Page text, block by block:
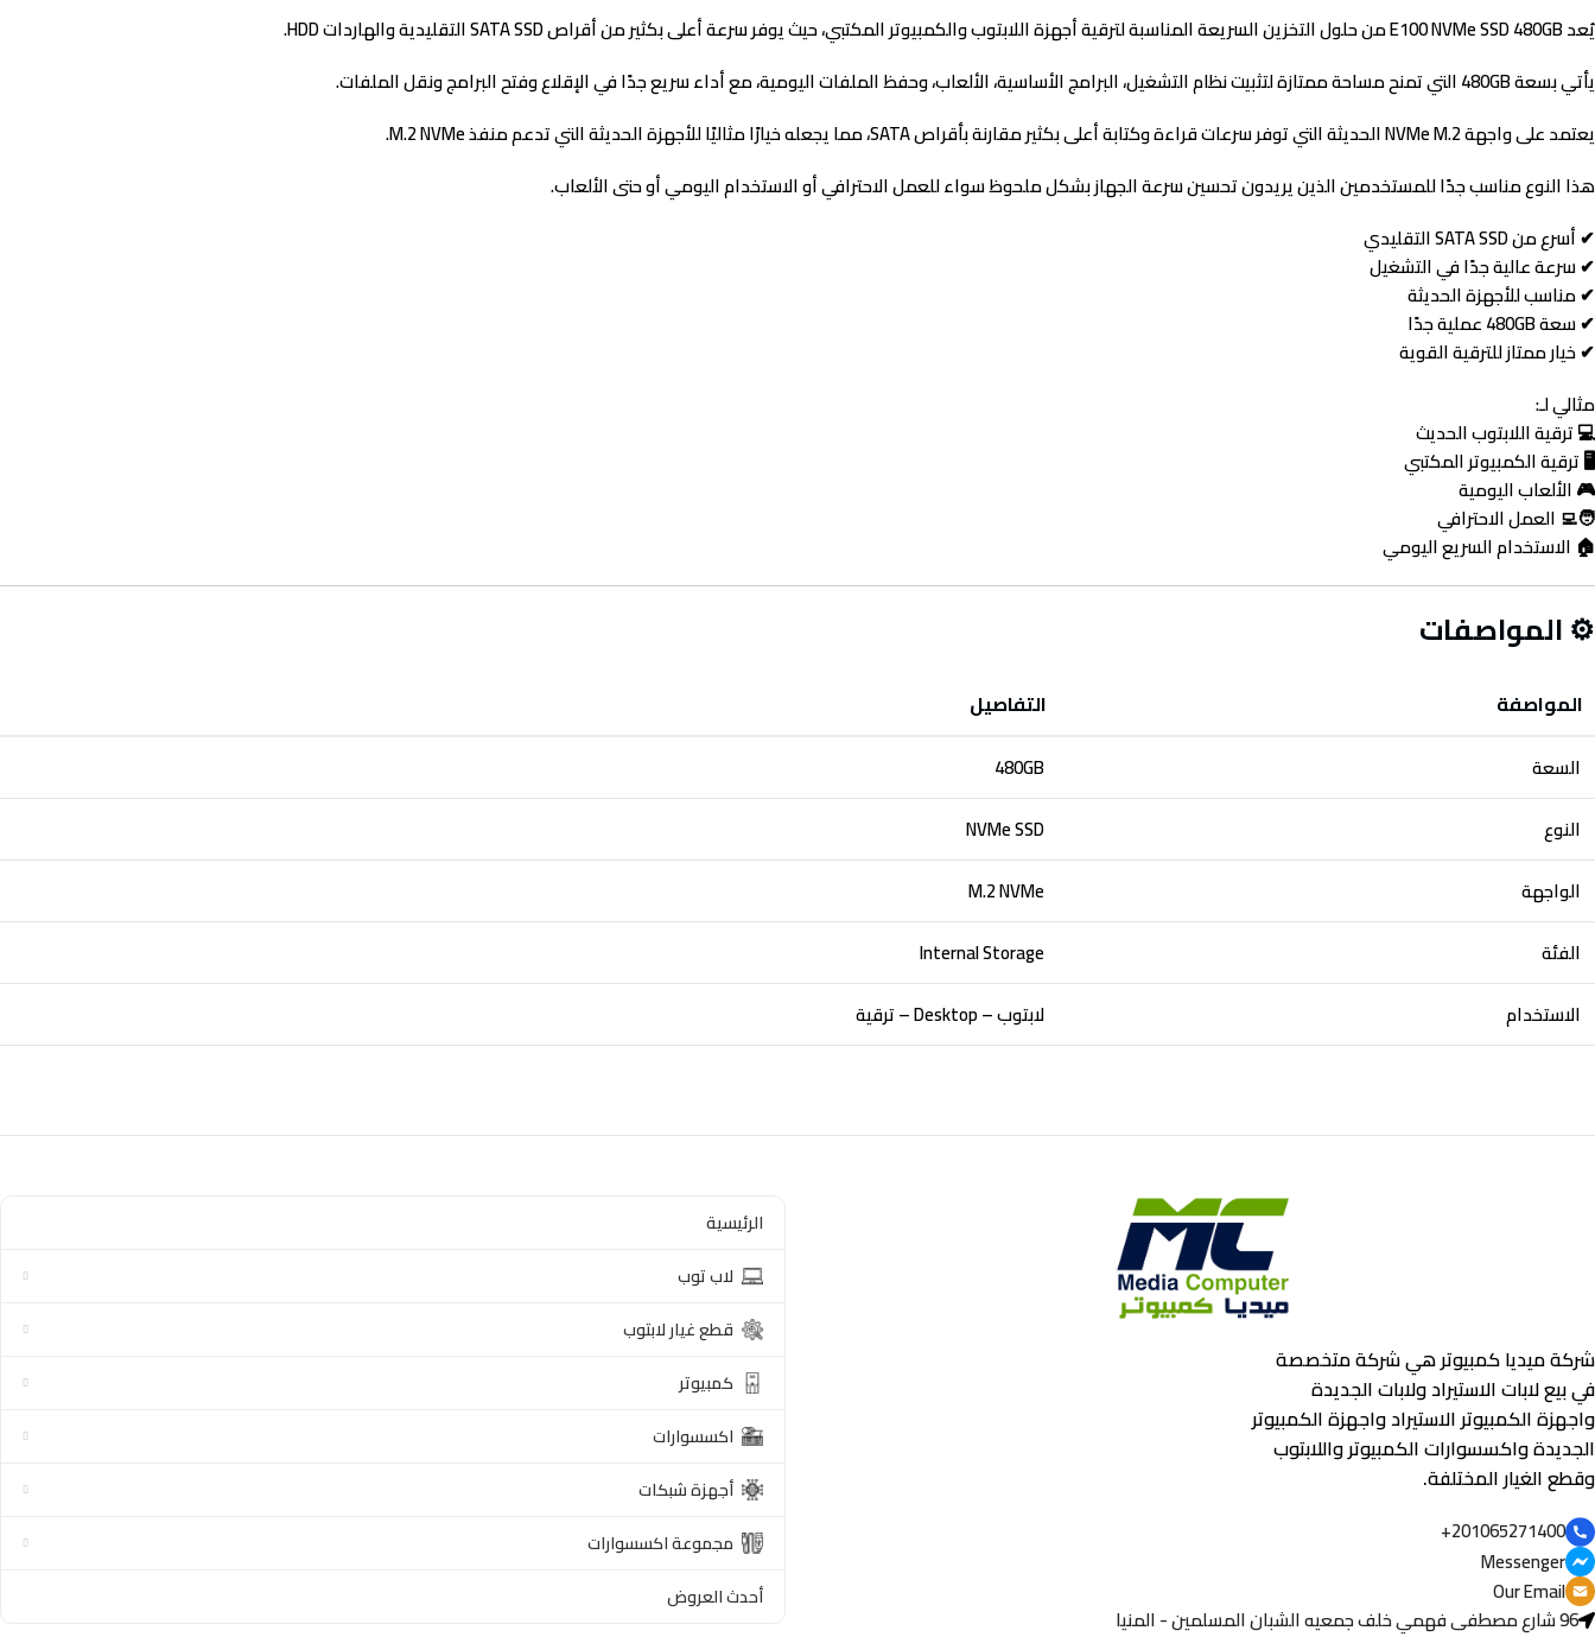
يُعدE100 NVMe SSD 480GBمن حلول التخزين السريعة المناسبة لترقية أجهزة اللابتوب والكمبيوتر المكتبي، حيث يوفر سرعة أعلى بكثير من أقراص SATA SSD التقليدية والهاردات HDD.
يأتي بسعة480GBالتي تمنح مساحة ممتازة لتثبيت نظام التشغيل، البرامج الأساسية، الألعاب، وحفظ الملفات اليومية، مع أداء سريع جدًا في الإقلاع وفتح البرامج ونقل الملفات.
يعتمد على واجهةNVMe M.2الحديثة التي توفر سرعات قراءة وكتابة أعلى بكثير مقارنة بأقراص SATA، مما يجعله خيارًا مثاليًا للأجهزة الحديثة التي تدعم منفذ M.2 NVMe.
هذا النوع مناسب جدًا للمستخدمين الذين يريدون تحسين سرعة الجهاز بشكل ملحوظ سواء للعمل الاحترافي أو الاستخدام اليومي أو حتى الألعاب.
✔ أسرع من SATA SSD التقليدي
✔ سرعة عالية جدًا في التشغيل
✔ مناسب للأجهزة الحديثة
✔ سعة 480GB عملية جدًا
✔ خيار ممتاز للترقية القوية
مثالي لـ:
💻 ترقية اللابتوب الحديث
🖥 ترقية الكمبيوتر المكتبي
🎮 الألعاب اليومية
🧑‍💻 العمل الاحترافي
🏠 الاستخدام السريع اليومي
⚙ المواصفات
المواصفة التفاصيل
السعة
480GB
النوع
NVMe SSD
الواجهة
M.2 NVMe
الفئة
Internal Storage
الاستخدام
لابتوب – Desktop – ترقية
شركة ميديا كمبيوتر هي شركة متخصصة
في بيع لابات الاستيراد ولابات الجديدة
واجهزة الكمبيوتر الاستيراد واجهزة الكمبيوتر
الجديدة واكسسوارات الكمبيوتر واللابتوب
وقطع الغيار المختلفة.
201065271400+
Messenger
Our Email
96 شارع مصطفى فهمي خلف جمعيه الشبان المسلمين - المنيا
الرئيسية
لاب توب
قطع غيار لابتوب
كمبيوتر
اكسسوارات
أجهزة شبكات
مجموعة اكسسوارات
أحدث العروض